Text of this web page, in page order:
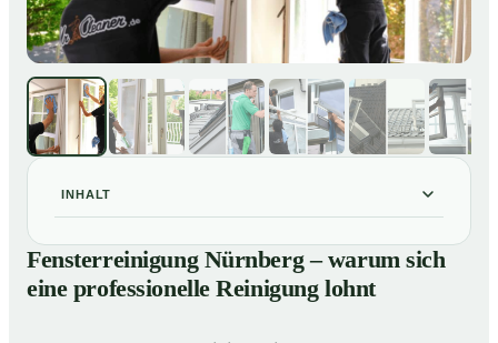
INHALT
Fensterreinigung Nürnberg – warum sich eine
professionelle Reinigung lohnt
Unsere Leistungen im Überblick
Fensterreinigung Nürnberg – warum sich
eine professionelle Reinigung lohnt